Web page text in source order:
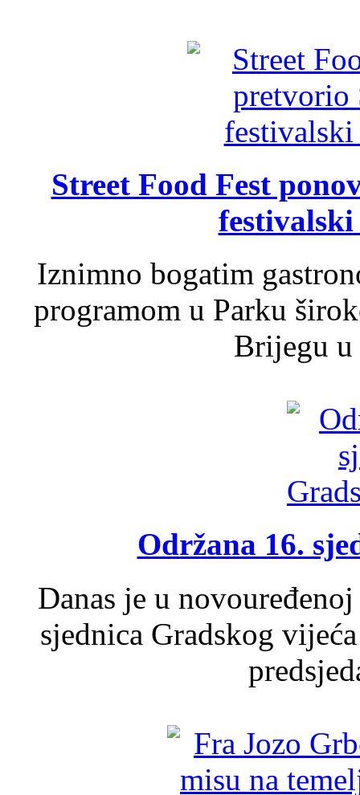
Street Food Fest
Iznimno bogatim
programom u Parku
Brijegu u
Održana 16.
Danas je u
sjednica Gradskog